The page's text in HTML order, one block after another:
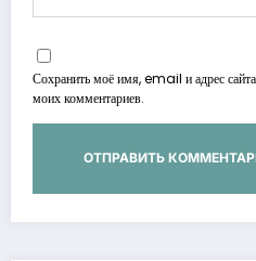
Сохранить моё имя, email и адрес
моих комментариев.